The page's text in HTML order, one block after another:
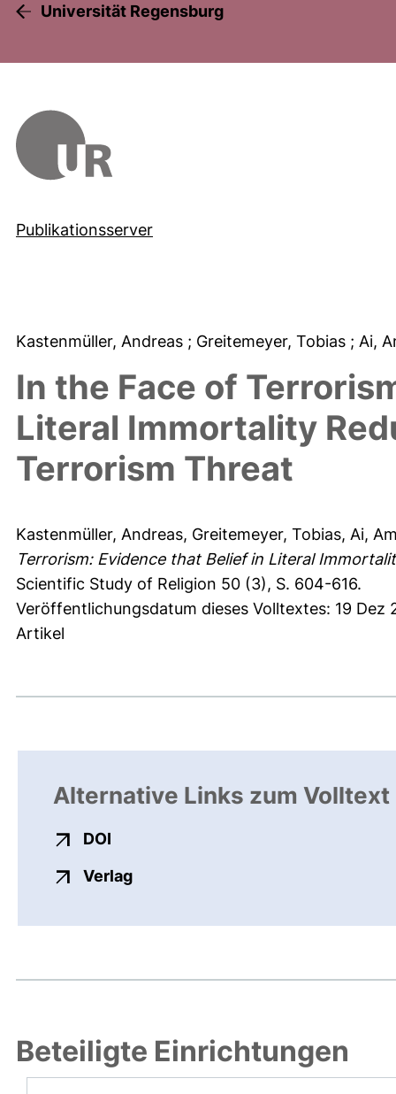
Universität Regensburg
Publikationsserver
Kastenmüller, Andreas ; Greitemeyer, Tobias ; Ai,
In the Face of
Literal Immortality
Terrorism Threat
Kastenmüller, Andreas, Greitemeyer, Tobias, Ai,
Terrorism: Evidence that Belief in Literal
Scientific Study of Religion 50 (3), S. 604-616.
Veröffentlichungsdatum dieses Volltextes: 19 Dez
Artikel
Alternative Links zum Volltext
DOI
Verlagexterner Link, öffnet neues
Beteiligte Einrichtungen